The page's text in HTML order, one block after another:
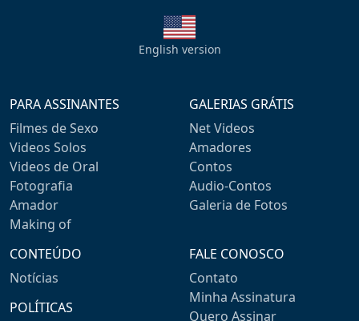
English version
PARA ASSINANTES
Filmes de Sexo
Videos Solos
Videos de Oral
Fotografia
Amador
Making of
GALERIAS GRÁTIS
Net Videos
Amadores
Contos
Audio-Contos
Galeria de Fotos
CONTEÚDO
Notícias
POLÍTICAS
FALE CONOSCO
Contato
Minha Assinatura
Quero Assinar